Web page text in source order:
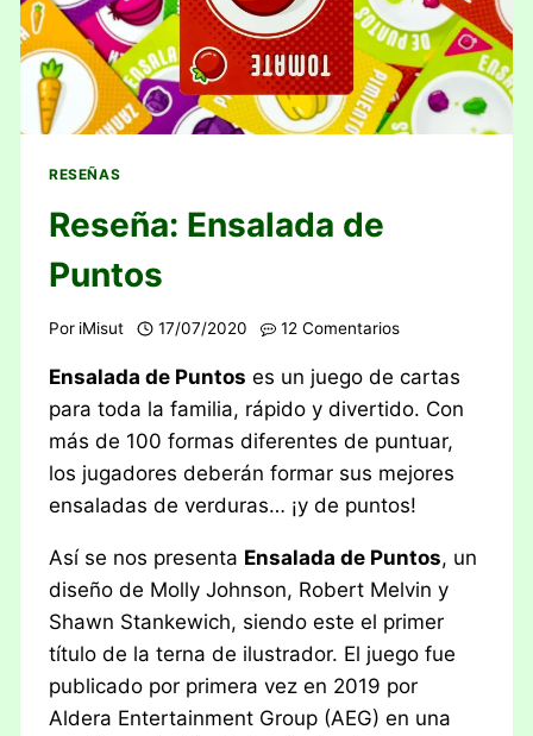
RESEÑAS
Reseña: Ensalada de
Puntos
Por iMisut 17/07/2020 12 Comentarios
Ensalada de Puntos es un juego de cartas
para toda la familia, rápido y divertido. Con
más de 100 formas diferentes de puntuar,
los jugadores deberán formar sus mejores
ensaladas de verduras… ¡y de puntos!
Así se nos presenta Ensalada de Puntos, un
diseño de Molly Johnson, Robert Melvin y
Shawn Stankewich, siendo este el primer
título de la terna de ilustrador. El juego fue
publicado por primera vez en 2019 por
Aldera Entertainment Group (AEG) en una